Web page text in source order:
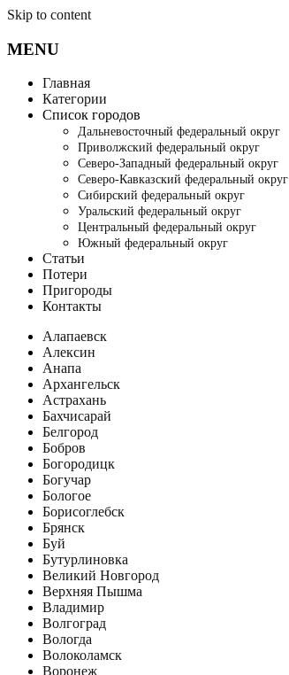
Skip to content
MENU
Главная
Категории
Список городов
Дальневосточный федеральный округ
Приволжский федеральный округ
Северо-Западный федеральный округ
Северо-Кавказский федеральный округ
Сибирский федеральный округ
Уральский федеральный округ
Центральный федеральный округ
Южный федеральный округ
Статьи
Потери
Пригороды
Контакты
Алапаевск
Алексин
Анапа
Архангельск
Астрахань
Бахчисарай
Белгород
Бобров
Богородицк
Богучар
Бологое
Борисоглебск
Брянск
Буй
Бутурлиновка
Великий Новгород
Верхняя Пышма
Владимир
Волгоград
Вологда
Волоколамск
Воронеж